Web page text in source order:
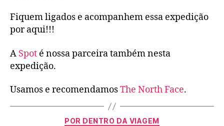
Fiquem ligados e acompanhem essa expedição
por aqui!!!
A Spot é nossa parceira também nesta
expedição.
Usamos e recomendamosThe North Face.
POR DENTRO DA VIAGEM